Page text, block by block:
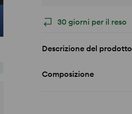
30 giorni per il reso
Descrizione del prodotto
Composizione